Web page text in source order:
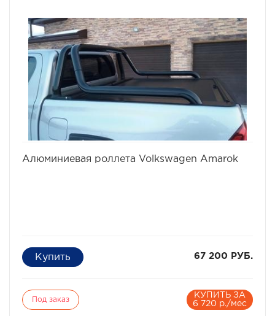
Алюминиевая роллета Volkswagen Amarok
67 200 РУБ.
Под заказ
КУПИТЬ ЗА
6 720 р./мес